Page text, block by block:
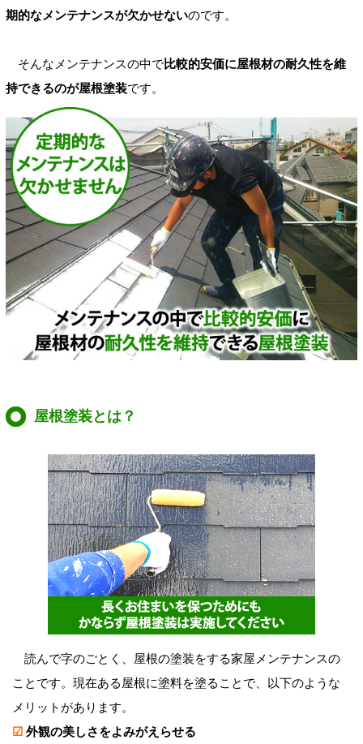
期的なメンテナンスが欠かせないのです。
そんなメンテナンスの中で比較的安価に屋根材の耐久性を維
持できるのが屋根塗装です。
屋根塗装とは？
読んで字のごとく、屋根の塗装をする家屋メンテナンスの
ことです。現在ある屋根に塗料を塗ることで、以下のような
メリットがあります。
☑外観の美しさをよみがえらせる